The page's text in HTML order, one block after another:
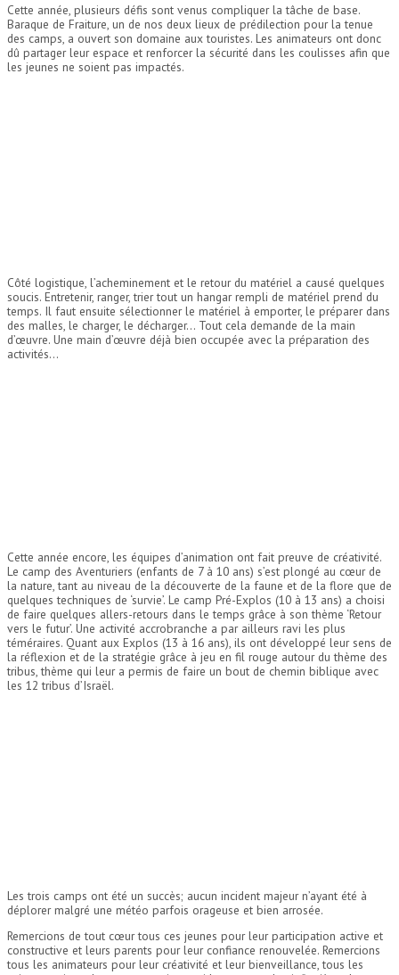
Cette année, plusieurs défis sont venus compliquer la tâche de base.
Baraque de Fraiture, un de nos deux lieux de prédilection pour la tenue
des camps, a ouvert son domaine aux touristes. Les animateurs ont donc
dû partager leur espace et renforcer la sécurité dans les coulisses afin que
les jeunes ne soient pas impactés.
Côté logistique, l’acheminement et le retour du matériel a causé quelques
soucis. Entretenir, ranger, trier tout un hangar rempli de matériel prend du
temps. Il faut ensuite sélectionner le matériel à emporter, le préparer dans
des malles, le charger, le décharger… Tout cela demande de la main
d’œuvre. Une main d’œuvre déjà bien occupée avec la préparation des
activités…
Cette année encore, les équipes d’animation ont fait preuve de créativité.
Le camp des Aventuriers (enfants de 7 à 10 ans) s’est plongé au cœur de
la nature, tant au niveau de la découverte de la faune et de la flore que de
quelques techniques de ‘survie’. Le camp Pré-Explos (10 à 13 ans) a choisi
de faire quelques allers-retours dans le temps grâce à son thème ‘Retour
vers le futur’. Une activité accrobranche a par ailleurs ravi les plus
téméraires. Quant aux Explos (13 à 16 ans), ils ont développé leur sens de
la réflexion et de la stratégie grâce à jeu en fil rouge autour du thème des
tribus, thème qui leur a permis de faire un bout de chemin biblique avec
les 12 tribus d’Israël.
Les trois camps ont été un succès; aucun incident majeur n’ayant été à
déplorer malgré une météo parfois orageuse et bien arrosée.
Remercions de tout cœur tous ces jeunes pour leur participation active et
constructive et leurs parents pour leur confiance renouvelée. Remercions
tous les animateurs pour leur créativité et leur bienveillance, tous les